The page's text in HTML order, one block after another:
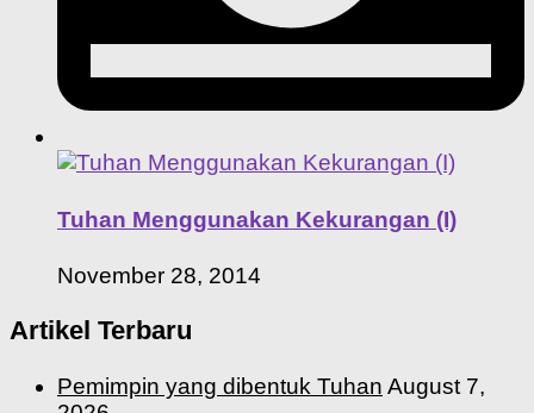
Tuhan Menggunakan Kekurangan (I)
November 28, 2014
Artikel Terbaru
Pemimpin yang dibentuk Tuhan August 7,